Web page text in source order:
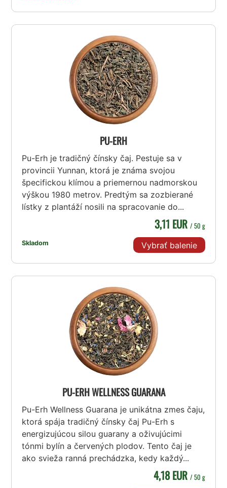
PU-ERH
Pu-Erh je tradičný čínsky čaj. Pestuje sa v
provincii Yunnan, ktorá je známa svojou
špecifickou klímou a priemernou nadmorskou
výškou 1980 metrov. Predtým sa zozbierané
lístky z plantáží nosili na spracovanie do...
Skladom
3,11 EUR / 50 g
Vybrať balenie
PU-ERH WELLNESS GUARANA
Pu-Erh Wellness Guarana je unikátna zmes čaju,
ktorá spája tradičný čínsky čaj Pu-Erh s
energizujúcou silou guarany a oživujúcimi
tónmi bylín a červených plodov. Tento čaj je
ako svieža ranná prechádzka, kedy každý...
4,18 EUR / 50 g